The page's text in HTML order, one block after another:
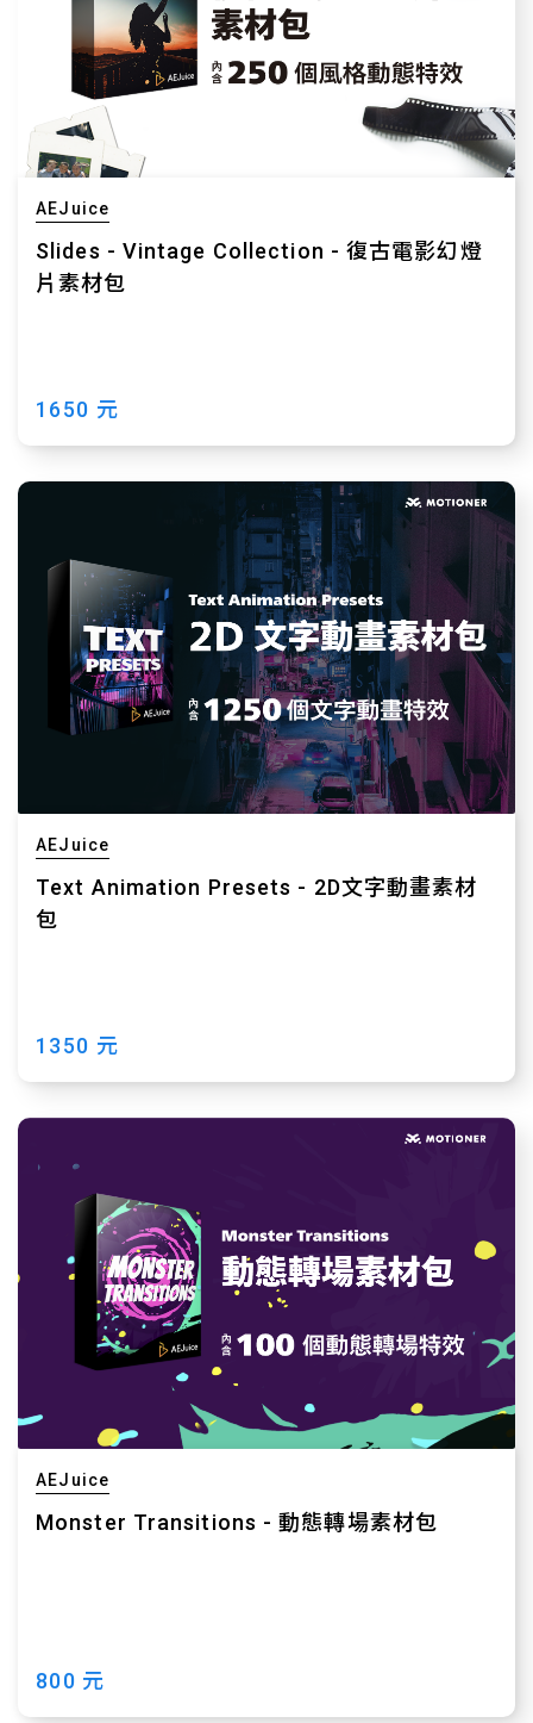
AEJuice
Slides - Vintage Collection - 復古電影幻燈
片素材包
1650 元
AEJuice
Text Animation Presets - 2D文字動畫素材
包
1350 元
AEJuice
Monster Transitions - 動態轉場素材包
800 元